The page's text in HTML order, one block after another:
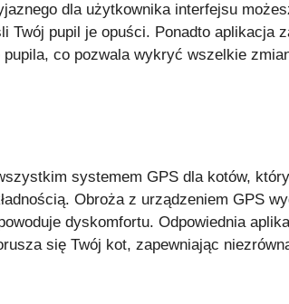
dla użytkownika interfejsu
Twój pupil je opuści. Ponadto aplikacja
co pozwala wykryć wszelkie
systemem GPS dla kotów,
Obroża z urządzeniem GPS
dyskomfortu. Odpowiednia
się Twój kot, zapewniając